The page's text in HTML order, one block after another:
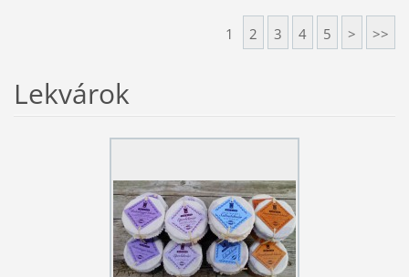
1 2 3 4 5 > >>
Lekvárok